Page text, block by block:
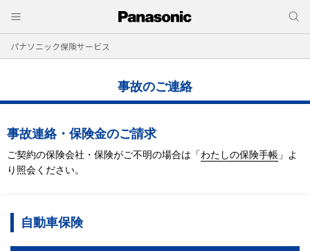
パナソニック保険サービス
事故のご連絡
事故連絡・保険金のご請求
ご契約の保険会社・保険がご不明の場合は 「わたしの保険手帳 」よ
り照会ください。
自動車保険